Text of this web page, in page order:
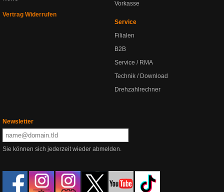
Vertrag Widerrufen
Vorkasse
Service
Filialen
B2B
Service / RMA
Technik / Download
Drehzahlrechner
Newsletter
Sie können sich jederzeit wieder abmelden.